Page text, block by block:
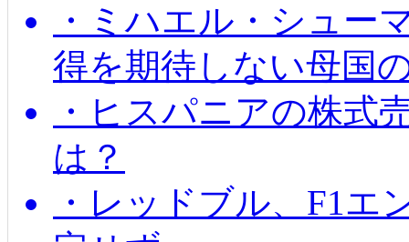
・ミハエル・シュー
得を期待しない母国
・ヒスパニアの株式
は？
・レッドブル、F1エ